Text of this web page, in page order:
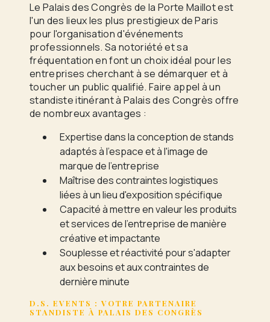
Le Palais des Congrès de la Porte Maillot est
l'un des lieux les plus prestigieux de Paris
pour l'organisation d'événements
professionnels. Sa notoriété et sa
fréquentation en font un choix idéal pour les
entreprises cherchant à se démarquer et à
toucher un public qualifié. Faire appel à un
standiste itinérant à Palais des Congrès offre
de nombreux avantages :
Expertise dans la conception de stands
adaptés à l'espace et à l'image de
marque de l'entreprise
Maîtrise des contraintes logistiques
liées à un lieu d'exposition spécifique
Capacité à mettre en valeur les produits
et services de l'entreprise de manière
créative et impactante
Souplesse et réactivité pour s'adapter
aux besoins et aux contraintes de
dernière minute
D.S. EVENTS : VOTRE PARTENAIRE
STANDISTE À PALAIS DES CONGRÈS